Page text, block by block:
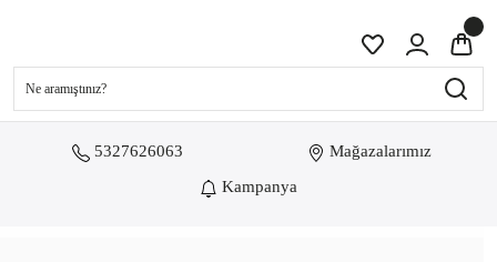
5327626063
Mağazalarımız
Kampanya